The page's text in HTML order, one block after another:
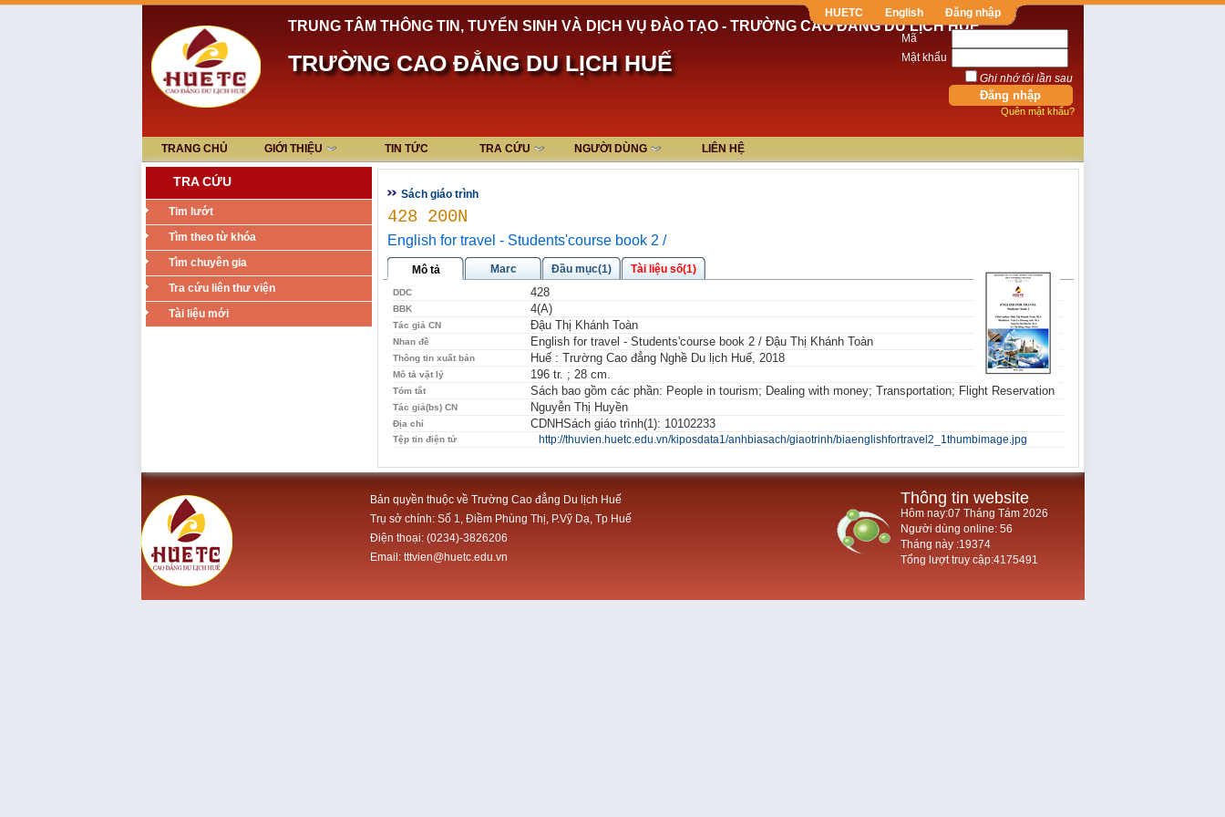
HUETC English Đăng nhập
TRUNG TÂM THÔNG TIN, TUYỂN SINH VÀ DỊCH VỤ ĐÀO TẠO - TRƯỜNG CAO ĐẲNG DU LỊCH HUẾ
TRƯỜNG CAO ĐẲNG DU LỊCH HUẾ
Mã
Mật khẩu
Ghi nhớ tôi lần sau
Quên mật khẩu?
TRANG CHỦ GIỚI THIỆU TIN TỨC TRA CỨU NGƯỜI DÙNG LIÊN HỆ
TRA CỨU
Tim lướt
Tìm theo từ khóa
Tìm chuyên gia
Tra cứu liên thư viện
Tài liệu mới
Sách giáo trình
428 200N
English for travel - Students'course book 2 /
Mô tả Marc Đầu mục(1) Tài liệu số(1)
DDC 428
BBK 4(A)
Tác giả CN Đậu Thị Khánh Toàn
Nhan đề English for travel - Students'course book 2 / Đậu Thị Khánh Toàn
Thông tin xuất bản Huế : Trường Cao đẳng Nghề Du lịch Huế, 2018
Mô tả vật lý 196 tr. ; 28 cm.
Tóm tắt Sách bao gồm các phần: People in tourism; Dealing with money; Transportation; Flight Reservation
Tác giả(bs) CN Nguyễn Thị Huyền
Địa chỉ CDNHSách giáo trình(1): 10102233
Tệp tin điện tử http://thuvien.huetc.edu.vn/kiposdata1/anhbiasach/giaotrinh/biaenglishfortravel2_1thumbimage.jpg
Bản quyền thuộc về Trường Cao đẳng Du lịch Huế
Trụ sở chính: Số 1, Điềm Phùng Thị, P.Vỹ Dạ, Tp Huế
Điện thoại: (0234)-3826206
Email: tttvien@huetc.edu.vn
Thông tin website
Hôm nay:07 Tháng Tám 2026
Người dùng online: 56
Tháng này :19374
Tổng lượt truy cập:4175491